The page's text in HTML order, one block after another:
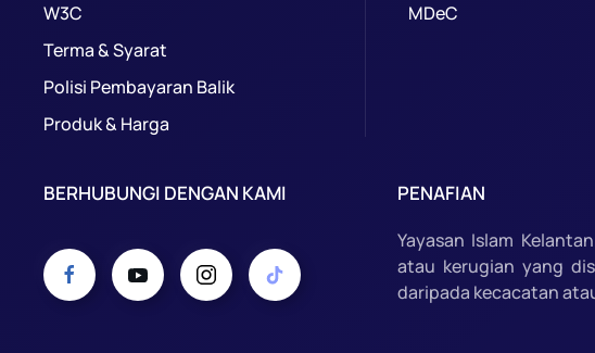
W3C
Terma & Syarat
Polisi Pembayaran Balik
Produk & Harga
MDeC
BERHUBUNGI DENGAN KAMI PENAFIAN
Yayasan Islam
atau kerugian yang
daripada kecacatan